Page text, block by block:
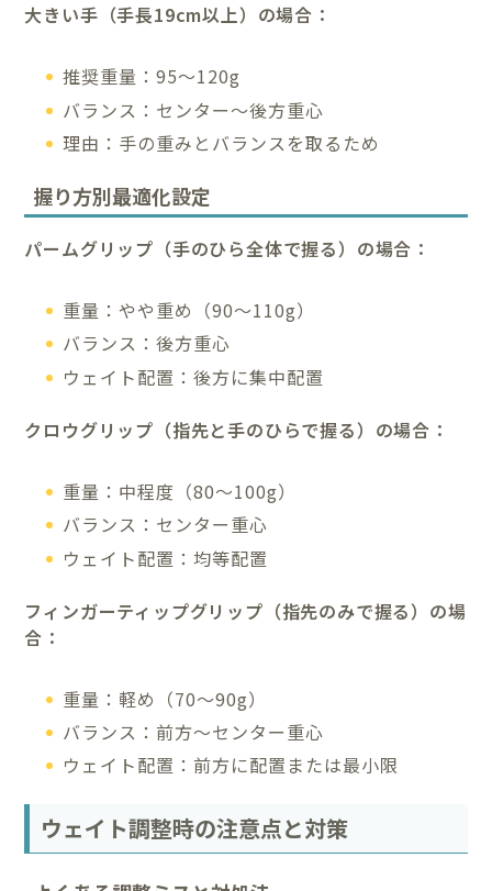
大きい手（手長19cm以上）の場合：
推奨重量：95～120g
バランス：センター～後方重心
理由：手の重みとバランスを取るため
握り方別最適化設定
パームグリップ（手のひら全体で握る）の場合：
重量：やや重め（90～110g）
バランス：後方重心
ウェイト配置：後方に集中配置
クロウグリップ（指先と手のひらで握る）の場合：
重量：中程度（80～100g）
バランス：センター重心
ウェイト配置：均等配置
フィンガーティップグリップ（指先のみで握る）の場
合：
重量：軽め（70～90g）
バランス：前方～センター重心
ウェイト配置：前方に配置または最小限
ウェイト調整時の注意点と対策